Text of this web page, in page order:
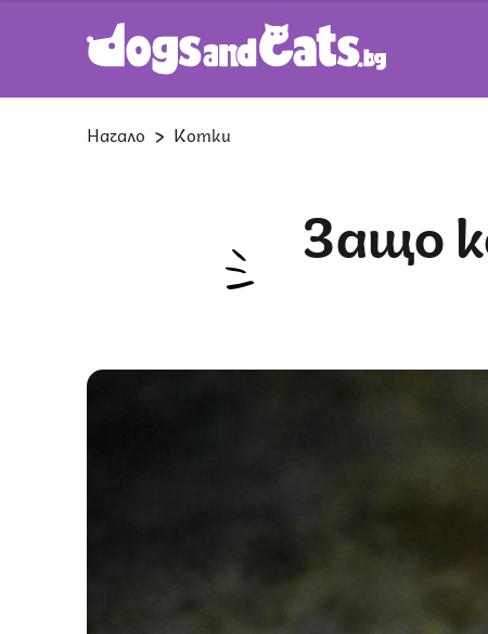
Начало Котки
Защо котките „бият шамари“ с